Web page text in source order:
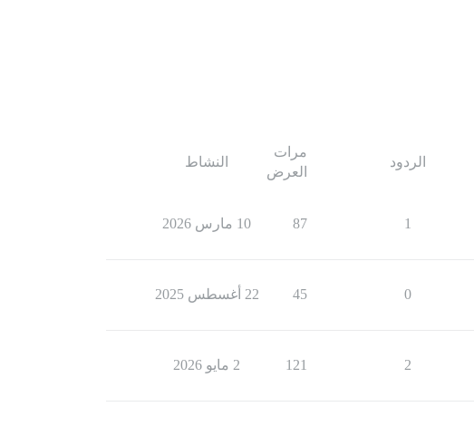
الردود
مرات
العرض
النشاط
1
87 10 مارس 2026
0
45 22 أغسطس 2025
2
121 2 مايو 2026